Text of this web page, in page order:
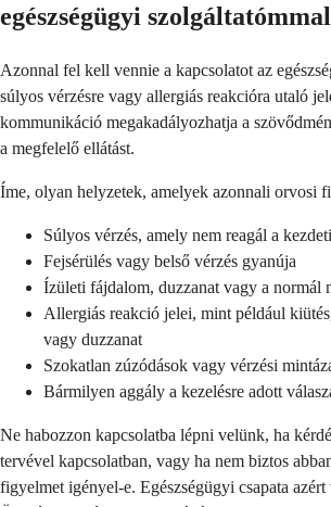
egészségügyi
Azonnal fel kell vennie a kapcsolatot az
súlyos vérzésre vagy allergiás reakcióra utaló
kommunikáció megakadályozhatja a
a megfelelő ellátást.
Íme, olyan helyzetek, amelyek azonnali orvosi
Súlyos vérzés, amely nem reagál a
Fejsérülés vagy belső vérzés gyanúja
Ízületi fájdalom, duzzanat vagy a normál
Allergiás reakció jelei, mint például
vagy duzzanat
Szokatlan zúzódások vagy vérzési
Bármilyen aggály a kezelésre adott
Ne habozzon kapcsolatba lépni velünk, ha
tervével kapcsolatban, vagy ha nem biztos
figyelmet igényel-e. Egészségügyi csapata azért